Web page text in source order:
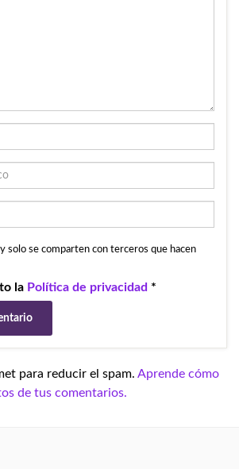
y solo se comparten con terceros que hacen
la Política de privacidad *
para reducir el spam. Aprende cómo
de tus comentarios.